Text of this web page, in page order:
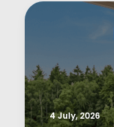
4 July, 2026